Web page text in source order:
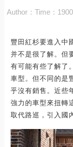
Author： Time：
豐田紅杉要進入中
并不是很了解。但
有可能有些了解了
車型。但不同的是
乎沒有銷售。近些
強力的車型來扭轉
取代路巡，引入國